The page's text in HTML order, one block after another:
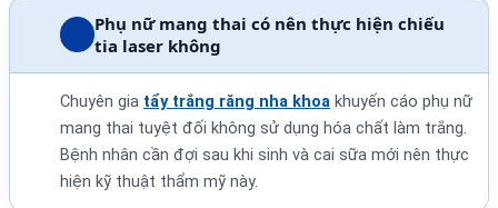
Phụ nữ mang thai có nên thực hiện chiếu
tia laser không
Chuyên gia tẩy trắng răng nha khoa khuyến cáo phụ nữ
mang thai tuyệt đối không sử dụng hóa chất làm trắng.
Bệnh nhân cần đợi sau khi sinh và cai sữa mới nên thực
hiện kỹ thuật thẩm mỹ này.